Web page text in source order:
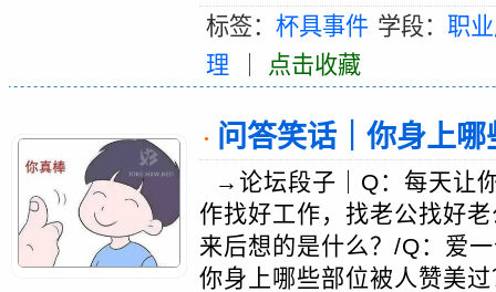
标签：杯具事件 学段： 职
理
点击收藏
· 问答笑话｜你身上
→论坛段子｜Q：每天让
作找好工作，找老公找好
来后想的是什么？/Q：爱
你身上哪些部位被人赞美